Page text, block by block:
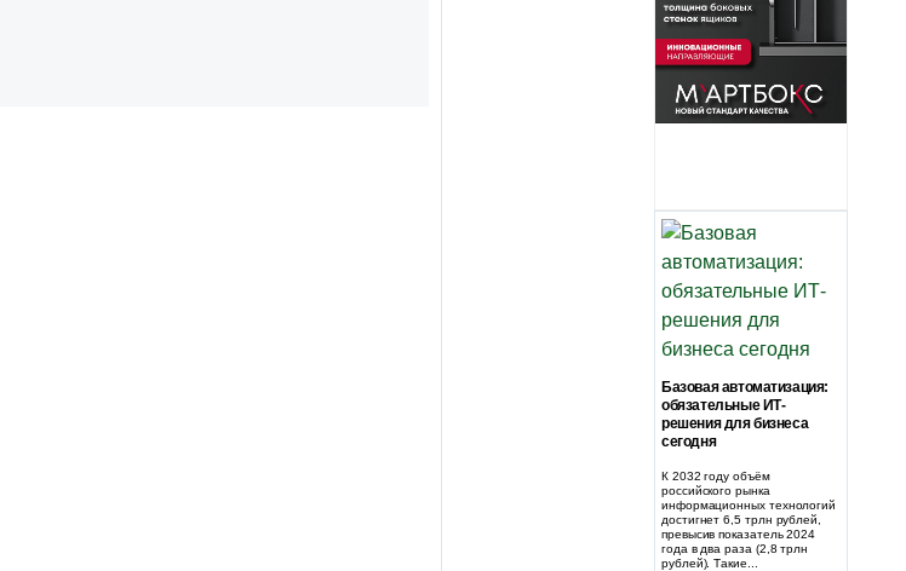
Базовая автоматизация:
обязательные ИТ-
решения для бизнеса
сегодня
К 2032 году объём
российского рынка
информационных технологий
достигнет 6,5 трлн рублей,
превысив показатель 2024
года в два раза (2,8 трлн
рублей). Такие...